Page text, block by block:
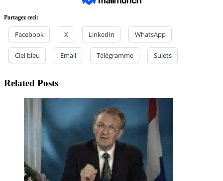
Partagez ceci:
Facebook X LinkedIn WhatsApp
Ciel bleu Email Télégramme Sujets
Related Posts